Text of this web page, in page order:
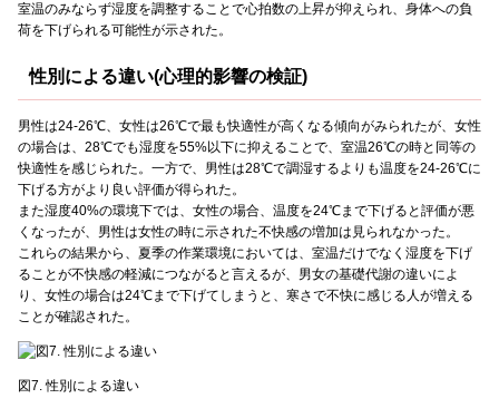
室温のみならず湿度を調整することで心拍数の上昇が抑えられ、身体への負
荷を下げられる可能性が示された。
性別による違い(心理的影響の検証)
男性は24-26℃、女性は26℃で最も快適性が高くなる傾向がみられたが、女性
の場合は、28℃でも湿度を55%以下に抑えることで、室温26℃の時と同等の
快適性を感じられた。一方で、男性は28℃で調湿するよりも温度を24-26℃に
下げる方がより良い評価が得られた。
また湿度40%の環境下では、女性の場合、温度を24℃まで下げると評価が悪
くなったが、男性は女性の時に示された不快感の増加は見られなかった。
これらの結果から、夏季の作業環境においては、室温だけでなく湿度を下げ
ることが不快感の軽減につながると言えるが、男女の基礎代謝の違いによ
り、女性の場合は24℃まで下げてしまうと、寒さで不快に感じる人が増える
ことが確認された。
図7. 性別による違い